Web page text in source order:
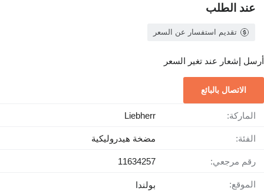
عند الطلب
تقديم استفسار عن السعر
أرسل إشعار عند تغير السعر
الاتصال بالبائع
الماركة: Liebherr
الفئة: مضخة هيدروليكية
رقم مرجعي: 11634257
الموقع:
بولندا